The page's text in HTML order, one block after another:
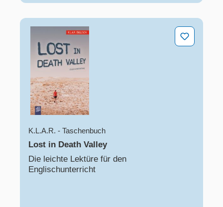
Lost in Death Valley
K.L.A.R. - Taschenbuch
Lost in Death Valley
Die leichte Lektüre für den
Englischunterricht